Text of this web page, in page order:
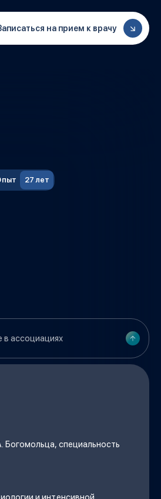
на прием к врачу
27 лет
в ассоциациях
специальность